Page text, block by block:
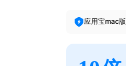
应用宝mac